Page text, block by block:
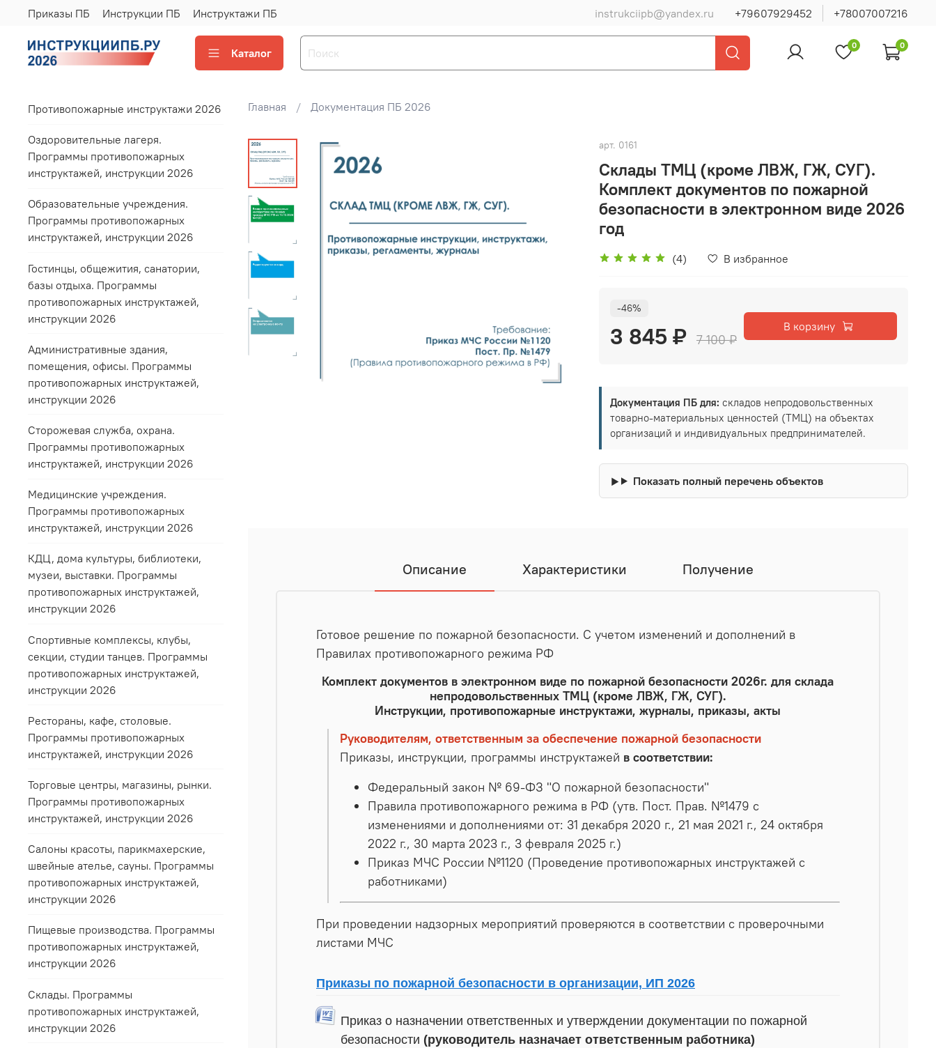
Приказы ПБ Инструкции ПБ Инструктажи ПБ instrukciipb@yandex.ru +79607929452 +78007007216
Каталог
0 0
Главная Документация ПБ 2026
арт. 0161
Склады ТМЦ (кроме ЛВЖ, ГЖ, СУГ).
Комплект документов по пожарной
безопасности в электронном виде 2026
год
(4) В избранное
-46%
3 845 ₽ 7 100 ₽
В корзину
Документация ПБ для: складов непродовольственных
товарно-материальных ценностей (ТМЦ) на объектах
организаций и индивидуальных предпринимателей.
Показать полный перечень объектов
Описание Характеристики Получение
Готовое решение по пожарной безопасности. С учетом изменений и дополнений в
Правилах противопожарного режима РФ
Комплект документов в электронном виде по пожарной безопасности 2026г. для склада
непродовольственных ТМЦ (кроме ЛВЖ, ГЖ, СУГ).
Инструкции, противопожарные инструктажи, журналы, приказы, акты
Руководителям, ответственным за обеспечение пожарной безопасности
Приказы, инструкции, программы инструктажей в соответствии:
Федеральный закон № 69-ФЗ "О пожарной безопасности"
Правила противопожарного режима в РФ (утв. Пост. Прав. №1479 с
изменениями и дополнениями от: 31 декабря 2020 г., 21 мая 2021 г., 24 октября
2022 г., 30 марта 2023 г., 3 февраля 2025 г.)
Приказ МЧС России №1120 (Проведение противопожарных инструктажей с
работниками)
При проведении надзорных мероприятий проверяются в соответствии с проверочными
листами МЧС
Приказы по пожарной безопасности в организации, ИП 2026
Приказ о назначении ответственных и утверждении документации по пожарной
безопасности (руководитель назначает ответственным работника)
Противопожарные инструктажи 2026
Оздоровительные лагеря.
Программы противопожарных
инструктажей, инструкции 2026
Образовательные учреждения.
Программы противопожарных
инструктажей, инструкции 2026
Гостинцы, общежития, санатории,
базы отдыха. Программы
противопожарных инструктажей,
инструкции 2026
Административные здания,
помещения, офисы. Программы
противопожарных инструктажей,
инструкции 2026
Сторожевая служба, охрана.
Программы противопожарных
инструктажей, инструкции 2026
Медицинские учреждения.
Программы противопожарных
инструктажей, инструкции 2026
КДЦ, дома культуры, библиотеки,
музеи, выставки. Программы
противопожарных инструктажей,
инструкции 2026
Спортивные комплексы, клубы,
секции, студии танцев. Программы
противопожарных инструктажей,
инструкции 2026
Рестораны, кафе, столовые.
Программы противопожарных
инструктажей, инструкции 2026
Торговые центры, магазины, рынки.
Программы противопожарных
инструктажей, инструкции 2026
Салоны красоты, парикмахерские,
швейные ателье, сауны. Программы
противопожарных инструктажей,
инструкции 2026
Пищевые производства. Программы
противопожарных инструктажей,
инструкции 2026
Склады. Программы
противопожарных инструктажей,
инструкции 2026